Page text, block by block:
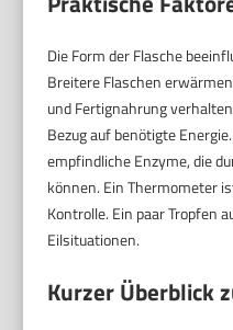
Die Form der Flasche
Breitere Flaschen
und Fertignahrung
Bezug auf benötigte
empfindliche Enzyme, die
können. Ein Thermometer
Kontrolle. Ein paar Tropfen
Eilsituationen.
Kurzer Überblick